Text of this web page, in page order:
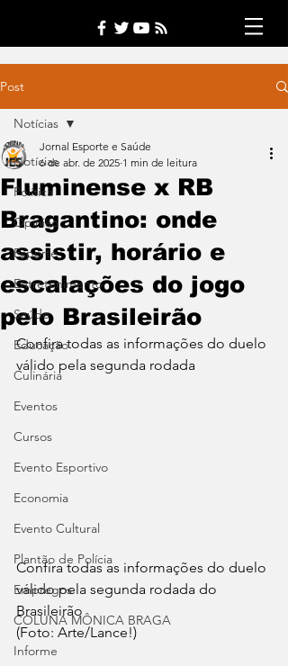
Post
Notícias
Política
Opinião
Esporte
Entretenimento
Saúde
Educação
Culinária
Eventos
Cursos
Evento Esportivo
Economia
Evento Cultural
Plantão de Polícia
Empregos
COLUNA MÔNICA BRAGA
Informe
Notícias
Fluminense x RB
Bragantino: onde
assistir, horário e
escalações do jogo
pelo Brasileirão
Jornal Esporte e Saúde
6 de abr. de 2025 1 min de leitura
Confira todas as informações do duelo
válido pela segunda rodada
Confira todas as informações do duelo
válido pela segunda rodada do
Brasileirão
(Foto: Arte/Lance!)